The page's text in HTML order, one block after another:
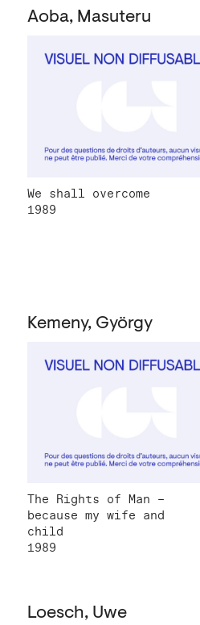
Aoba, Masuteru
We shall overcome
1989
Kemeny, György
The Rights of Man –
because my wife and
child
1989
Loesch, Uwe